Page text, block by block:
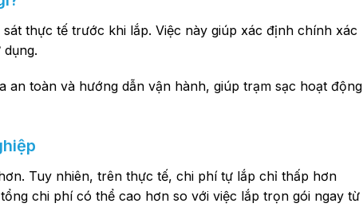
thực tế trước khi lắp. Việc này giúp xác định chính xác
an toàn và hướng dẫn vận hành, giúp trạm sạc hoạt động
Tuy nhiên, trên thực tế, chi phí tự lắp chỉ thấp hơn
chi phí có thể cao hơn so với việc lắp trọn gói ngay từ